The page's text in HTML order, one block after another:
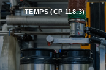
SUR ALIMENTO
EQUIPE
CONTACT
TEMPS (CP 118.3)